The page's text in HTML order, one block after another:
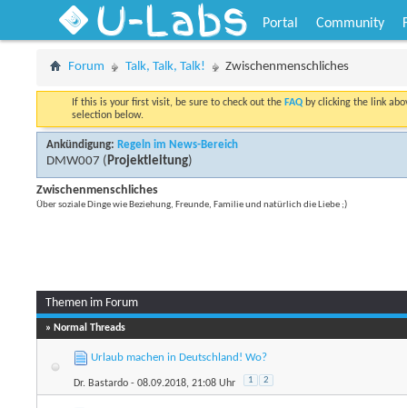
U-Labs Portal Community
Forum Talk, Talk, Talk! Zwischenmenschliches
If this is your first visit, be sure to check out the FAQ by clicking the link
selection below.
Ankündigung: Regeln im News-Bereich
DMW007 (Projektleitung)
Zwischenmenschliches
Über soziale Dinge wie Beziehung, Freunde, Familie und natürlich die Liebe ;)
Themen im Forum
» Normal Threads
Urlaub machen in Deutschland! Wo?
Dr. Bastardo - 08.09.2018, 21:08 Uhr 1 2